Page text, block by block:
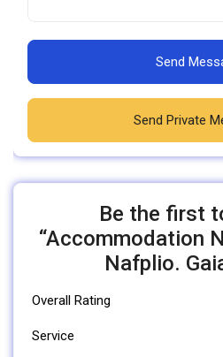
Send
Send Private
Be the first
“Accommodation
Nafplio.
Overall Rating
Service